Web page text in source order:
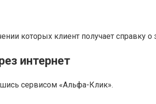
которых клиент получает справку
интернет
сервисом «Альфа-Клик».